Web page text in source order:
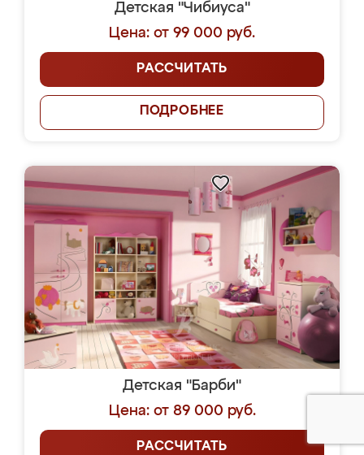
Детская "Чибиуса"
Цена: от 99 000 руб.
РАССЧИТАТЬ
ПОДРОБНЕЕ
Детская "Барби"
Цена: от 89 000 руб.
РАССЧИТАТЬ